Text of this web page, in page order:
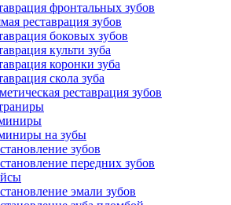
фронтальных зубов
реставрация зубов
боковых зубов
культи зуба
коронки зуба
скола зуба
реставрация зубов
на зубы
зубов
передних зубов
эмали зубов